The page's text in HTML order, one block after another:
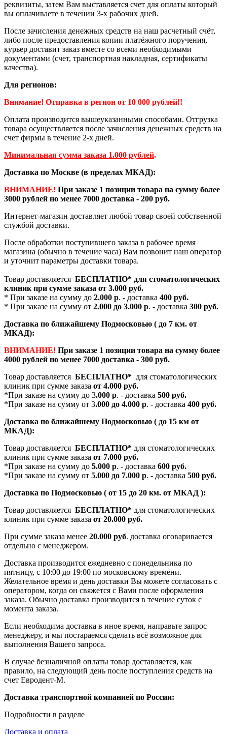
реквизиты, затем Вам выставляется счет для оплаты который
вы оплачиваете в течении 3-х рабочих дней.
После зачисления денежных средств на наш расчетный счёт,
либо после предоставления копии платёжного поручения,
курьер доставит заказ вместе со всеми необходимыми
документами (счет, транспортная накладная, сертификаты
качества).
Для регионов:
Внимание! Отправка в регион от 10 000 рублей!!
Оплата производится вышеуказанными способами. Отгрузка
товара осуществляется после зачисления денежных средств на
счет фирмы в течение 2-х дней.
Минимальная сумма заказа 1.000 рублей.
Доставка по Москве (в пределах МКАД):
ВНИМАНИЕ! При заказе 1 позиции товара на сумму более
3000 рублей но менее 7000 доставка - 200 руб.
Интернет-магазин доставляет любой товар своей собственной
службой доставки.
После обработки поступившего заказа в рабочее время
магазина (обычно в течение часа) Вам позвонит наш оператор
и уточнит параметры доставки товара.
Товар доставляется БЕСПЛАТНО* для стоматологических
клиник при сумме заказа от 3.000 руб.
* При заказе на сумму до 2.000 р. - доставка 400 руб.
* При заказе на сумму от 2.000 до 3.000 р. - доставка 300 руб.
Доставка по ближайшему Подмосковью ( до 7 км. от
МКАД):
ВНИМАНИЕ! При заказе 1 позиции товара на сумму более
4000 рублей но менее 7000 доставка - 300 руб.
Товар доставляется БЕСПЛАТНО* для стоматологических
клиник при сумме заказа от 4.000 руб.
*При заказе на сумму до 3.000 р. - доставка 500 руб.
*При заказе на сумму от 3.000 до 4.000 р. - доставка 400 руб.
Доставка по ближайшему Подмосковью ( до 15 км от
МКАД):
Товар доставляется БЕСПЛАТНО* для стоматологических
клиник при сумме заказа от 7.000 руб.
*При заказе на сумму до 5.000 р. - доставка 600 руб.
*При заказе на сумму от 5.000 до 7.000 р. - доставка 500 руб.
Доставка по Подмосковью ( от 15 до 20 км. от МКАД ):
Товар доставляется БЕСПЛАТНО* для стоматологических
клиник при сумме заказа от 20.000 руб.
При сумме заказа менее 20.000 руб. доставка оговаривается
отдельно с менеджером.
Доставка производится ежедневно с понедельника по
пятницу, с 10:00 до 19:00 по московскому времени.
Желательное время и день доставки Вы можете согласовать с
оператором, когда он свяжется с Вами после оформления
заказа. Обычно доставка производится в течение суток с
момента заказа.
Если необходима доставка в иное время, направьте запрос
менеджеру, и мы постараемся сделать всё возможное для
выполнения Вашего запроса.
В случае безналичной оплаты товар доставляется, как
правило, на следующий день после поступления средств на
счет Евродент-М.
Доставка транспортной компанией по России:
Подробности в разделе
Доставка и оплата